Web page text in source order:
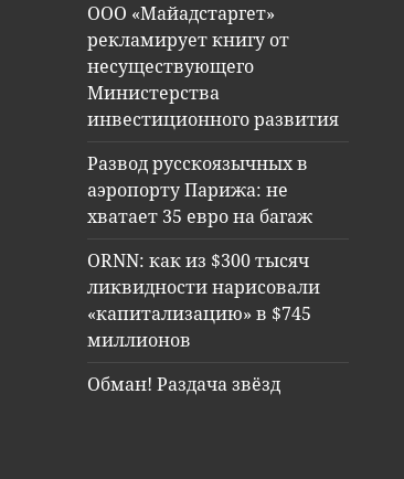
ООО «Майадстаргет»
рекламирует книгу от
несуществующего
Министерства
инвестиционного развития
Развод русскоязычных в
аэропорту Парижа: не
хватает 35 евро на багаж
ORNN: как из $300 тысяч
ликвидности нарисовали
«капитализацию» в $745
миллионов
Обман! Раздача звёзд